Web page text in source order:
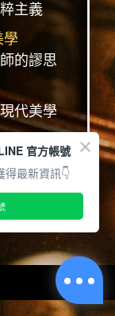
主義
學
的謬思
代美學
官方帳號
最新資訊👇